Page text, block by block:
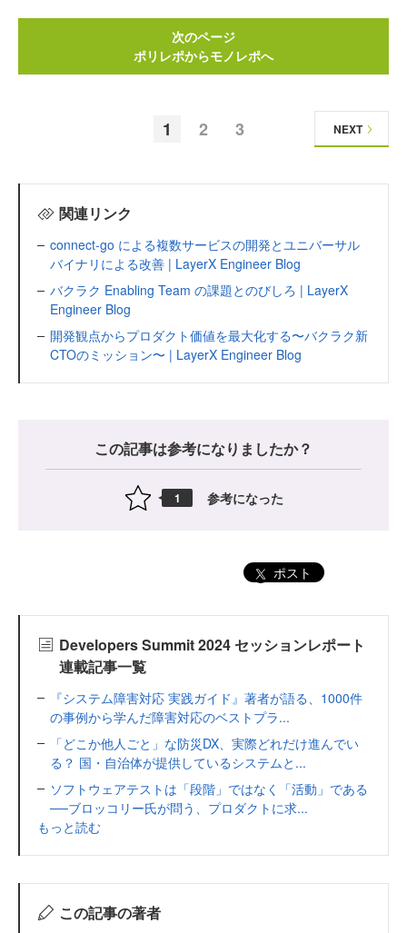
次のページ
ポリレポからモノレポへ
1 2 3 NEXT
関連リンク
connect-go による複数サービスの開発とユニバーサル
バイナリによる改善 | LayerX Engineer Blog
バクラク Enabling Team の課題とのびしろ | LayerX
Engineer Blog
開発観点からプロダクト価値を最大化する〜バクラク新
CTOのミッション〜 | LayerX Engineer Blog
この記事は参考になりましたか？
1 参考になった
ポスト
Developers Summit 2024 セッションレポート
連載記事一覧
『システム障害対応 実践ガイド』著者が語る、1000件
の事例から学んだ障害対応のベストプラ...
「どこか他人ごと」な防災DX、実際どれだけ進んでい
る？ 国・自治体が提供しているシステムと...
ソフトウェアテストは「段階」ではなく「活動」である
──ブロッコリー氏が問う、プロダクトに求...
もっと読む
この記事の著者